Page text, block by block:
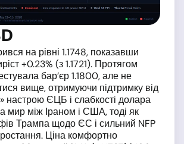
на рівні 1.1748, показавши
+0.23% (з 1.1721). Протягом
бар’єр 1.1800, але не
вище, отримуючи підтримку від
настрою ЄЦБ і слабкості долара
мир між Іраном і США, тоді як
Трампа щодо ЄС і сильний NFP
Ціна комфортно